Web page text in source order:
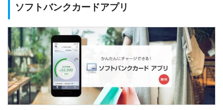
ソフトバンクカードアプリ